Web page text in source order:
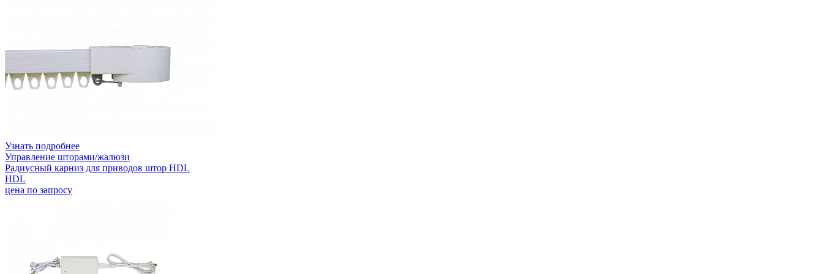
Узнать подробнее
Управление шторами/жалюзи
Радиусный карниз для приводов штор HDL
HDL
цена по запросу